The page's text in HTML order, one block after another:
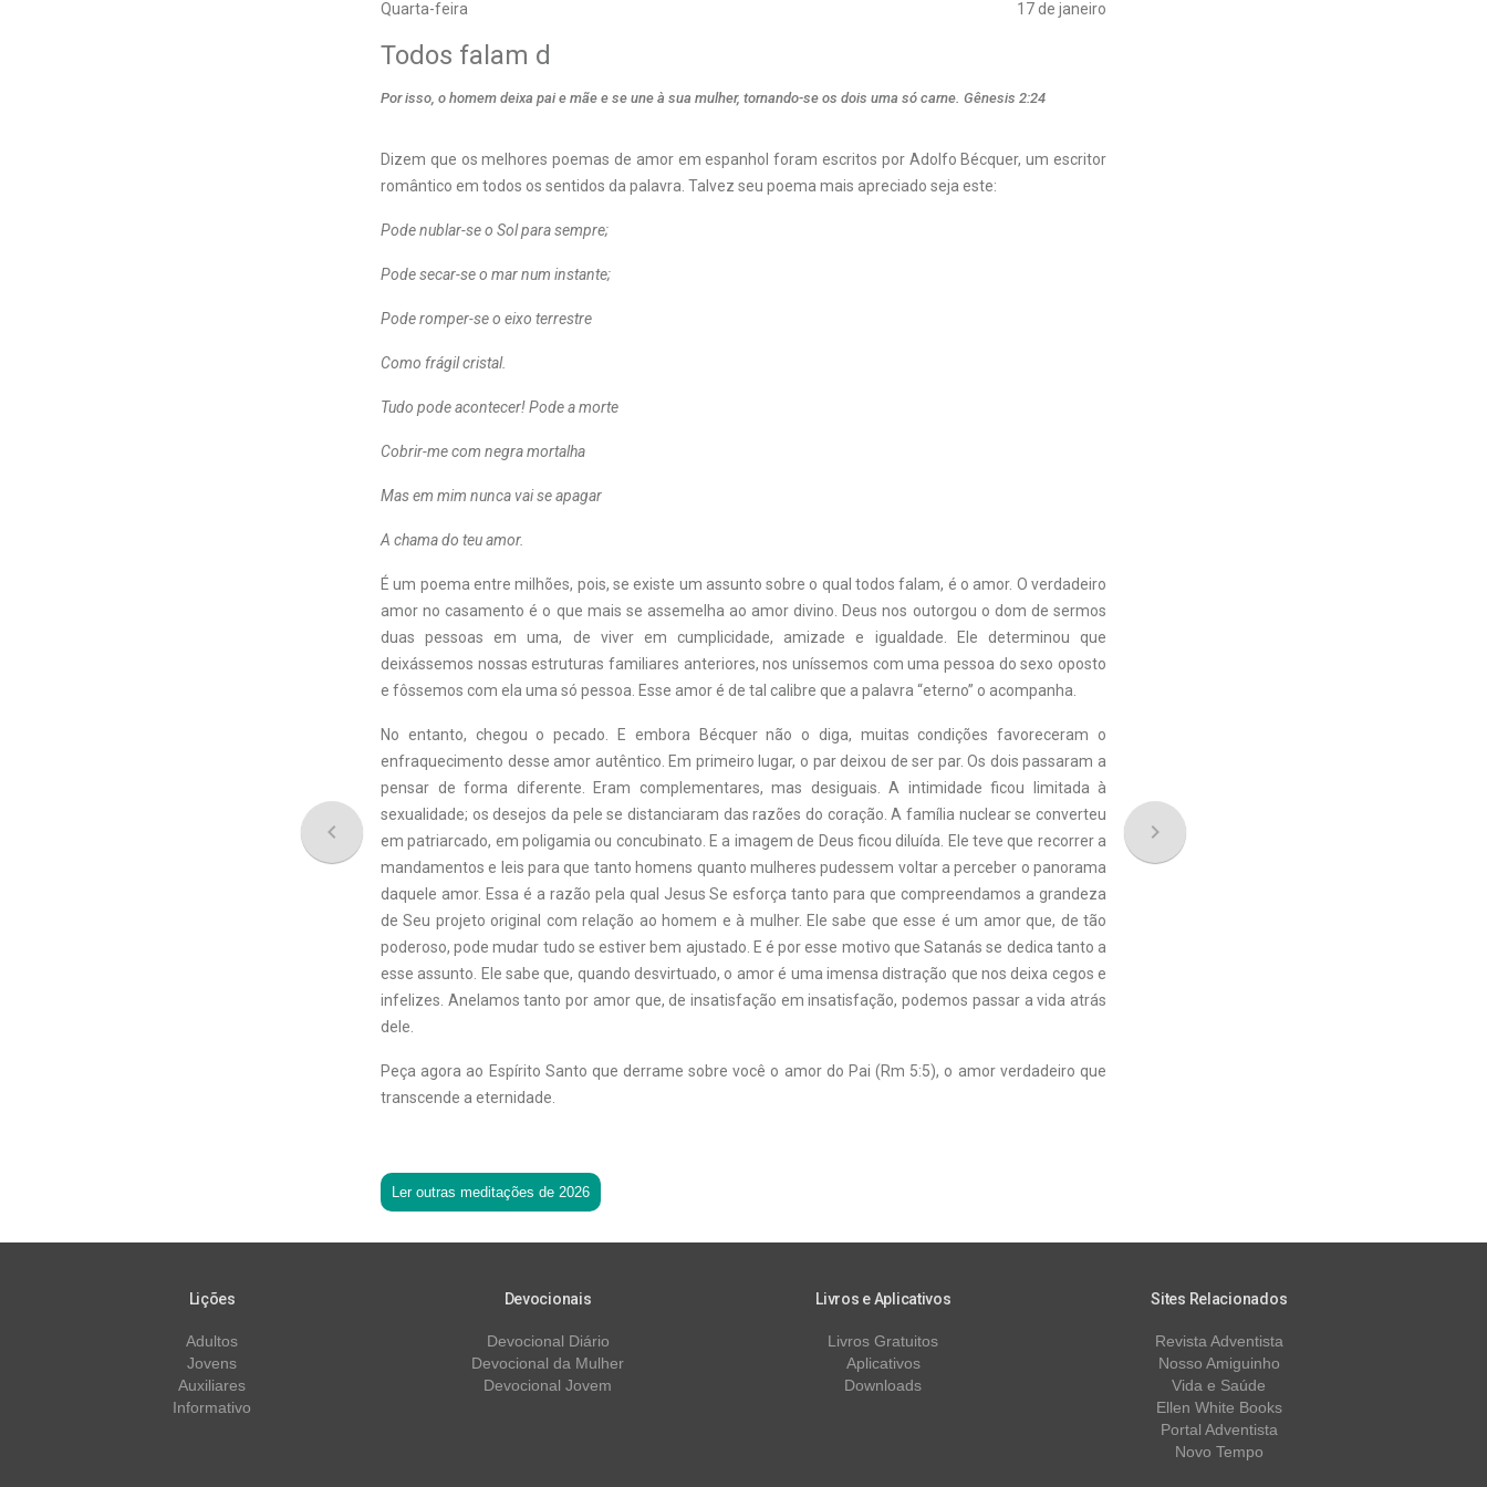
Quarta-feira 17 de janeiro
navigate_before
Todos falam d
Por isso, o homem deixa pai e mãe e se une à sua mulher, tornando-se os dois uma só carne. Gênesis 2:24
Dizem que os melhores poemas de amor em espanhol foram escritos por Adolfo Bécquer, um escritor
romântico em todos os sentidos da palavra. Talvez seu poema mais apreciado seja este:
Pode nublar-se o Sol para sempre;
Pode secar-se o mar num instante;
Pode romper-se o eixo terrestre
Como frágil cristal.
Tudo pode acontecer! Pode a morte
Cobrir-me com negra mortalha
Mas em mim nunca vai se apagar
A chama do teu amor.
É um poema entre milhões, pois, se existe um assunto sobre o qual todos falam, é o amor. O verdadeiro
amor no casamento é o que mais se assemelha ao amor divino. Deus nos outorgou o dom de sermos
duas pessoas em uma, de viver em cumplicidade, amizade e igualdade. Ele determinou que
deixássemos nossas estruturas familiares anteriores, nos uníssemos com uma pessoa do sexo oposto
e fôssemos com ela uma só pessoa. Esse amor é de tal calibre que a palavra “eterno” o acompanha.
No entanto, chegou o pecado. E embora Bécquer não o diga, muitas condições favoreceram o
enfraquecimento desse amor autêntico. Em primeiro lugar, o par deixou de ser par. Os dois passaram a
pensar de forma diferente. Eram complementares, mas desiguais. A intimidade ficou limitada à
sexualidade; os desejos da pele se distanciaram das razões do coração. A família nuclear se converteu
em patriarcado, em poligamia ou concubinato. E a imagem de Deus ficou diluída. Ele teve que recorrer a
mandamentos e leis para que tanto homens quanto mulheres pudessem voltar a perceber o panorama
daquele amor. Essa é a razão pela qual Jesus Se esforça tanto para que compreendamos a grandeza
de Seu projeto original com relação ao homem e à mulher. Ele sabe que esse é um amor que, de tão
poderoso, pode mudar tudo se estiver bem ajustado. E é por esse motivo que Satanás se dedica tanto a
esse assunto. Ele sabe que, quando desvirtuado, o amor é uma imensa distração que nos deixa cegos e
infelizes. Anelamos tanto por amor que, de insatisfação em insatisfação, podemos passar a vida atrás
dele.
Peça agora ao Espírito Santo que derrame sobre você o amor do Pai (Rm 5:5), o amor verdadeiro que
transcende a eternidade.
Ler outras meditações de 2026
navigate_next
Lições
Adultos
Jovens
Auxiliares
Informativo
Devocionais
Devocional Diário
Devocional da Mulher
Devocional Jovem
Livros e Aplicativos
Livros Gratuitos
Aplicativos
Downloads
Sites Relacionados
Revista Adventista
Nosso Amiguinho
Vida e Saúde
Ellen White Books
Portal Adventista
Novo Tempo